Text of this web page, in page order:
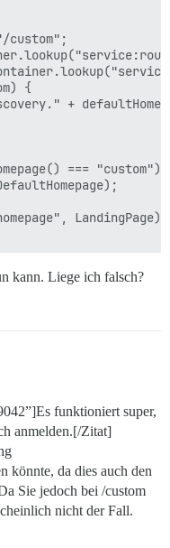
custom";
{
+
=== "custom")
LandingPage);
kann. Liege ich falsch?
funktioniert super,
anmelden.[/Zitat]
könnte, da dies auch den
Sie jedoch bei /custom
nicht der Fall.